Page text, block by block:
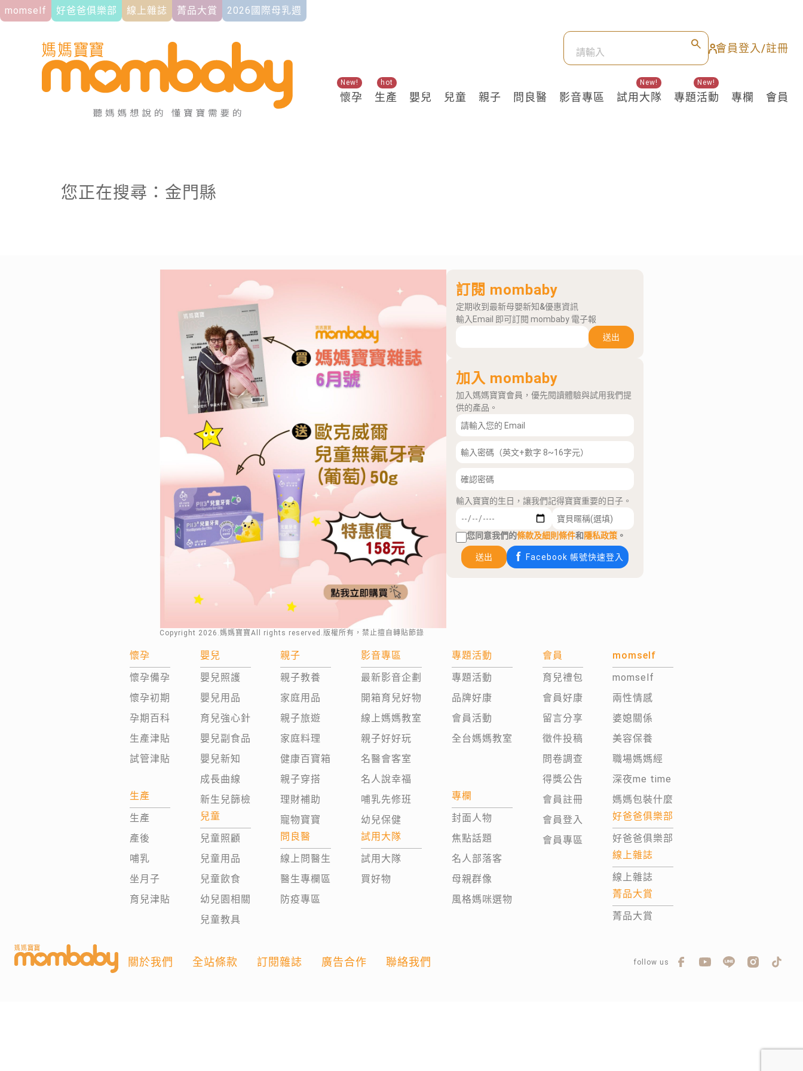
momself 好爸爸俱樂部 線上雜誌 菁品大賞 2026國際母乳週
會員登入/註冊
懷孕
New!
生產
hot
嬰兒 兒童 親子 問良醫 影音專區 試用大隊
New!
專題活動
New!
專欄 會員
關鍵熱搜
您正在搜尋：金門縣
Copyright 2026 .媽媽寶寶All rights reserved.版權所有，禁止擅自轉貼節錄
訂閱 mombaby
定期收到最新母嬰新知&優惠資訊
輸入Email 即可訂閱 mombaby 電子報
送出
加入 mombaby
加入媽媽寶寶會員，優先閱讀體驗與試用我們提
供的產品。
輸入寶寶的生日，讓我們記得寶寶重要的日子。
您同意我們的條款及細則條件和隱私政策 。
送出 Facebook 帳號快速登入
懷孕
懷孕備孕
懷孕初期
孕期百科
生產津貼
試管津貼
生產
生產
產後
哺乳
坐月子
育兒津貼
嬰兒
嬰兒照護
嬰兒用品
育兒強心針
嬰兒副食品
嬰兒新知
成長曲線
新生兒篩檢
兒童
兒童照顧
兒童用品
兒童飲食
幼兒園相關
兒童教具
親子
親子教養
家庭用品
親子旅遊
家庭料理
健康百寶箱
親子穿搭
理財補助
寵物寶寶
問良醫
線上問醫生
醫生專欄區
防疫專區
影音專區
最新影音企劃
開箱育兒好物
線上媽媽教室
親子好好玩
名醫會客室
名人說幸福
哺乳先修班
幼兒保健
試用大隊
試用大隊
買好物
專題活動
專題活動
品牌好康
會員活動
全台媽媽教室
專欄
封面人物
焦點話題
名人部落客
母親群像
風格媽咪選物
會員
育兒禮包
會員好康
留言分享
徵件投稿
問卷調查
得獎公告
會員註冊
會員登入
會員專區
momself
momself
兩性情感
婆媳關係
美容保養
職場媽媽經
深夜me time
媽媽包裝什麼
好爸爸俱樂部
好爸爸俱樂部
線上雜誌
線上雜誌
菁品大賞
菁品大賞
關於我們 全站條款 訂閱雜誌 廣告合作 聯絡我們 follow us